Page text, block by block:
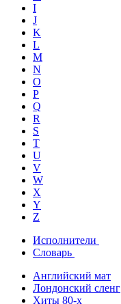
I
J
K
L
M
N
O
P
Q
R
S
T
U
V
W
X
Y
Z
Исполнители
Словарь
Английский мат
Лондонский сленг
Хиты 80-х